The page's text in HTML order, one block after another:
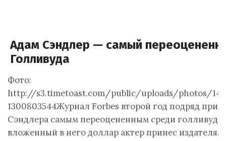
Адам Сэндлер — самый
Голливуда
Фото:
http://s3.timetoast.com/public/uploads/photos/
1300803544Журнал Forbes второй год подряд
Сэндлера самым переоцененным среди
вложенный в него доллар актер принес